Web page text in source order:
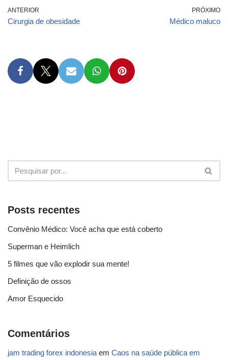
ANTERIOR
Cirurgia de obesidade
PRÓXIMO
Médico maluco
Posts recentes
Convênio Médico: Você acha que está coberto
Superman e Heimlich
5 filmes que vão explodir sua mente!
Definição de ossos
Amor Esquecido
Comentários
jam trading forex indonesia em Caos na saúde pública em